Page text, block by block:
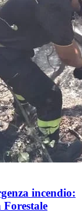
incendio: